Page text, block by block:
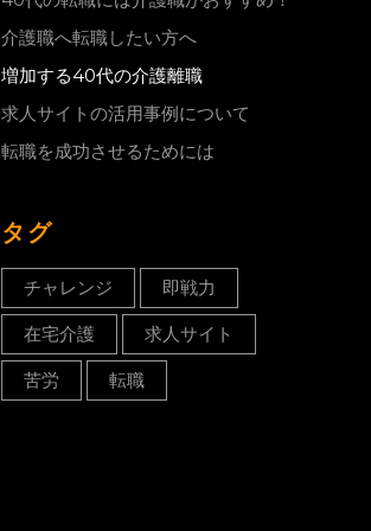
介護職へ転職したい方へ
増加する40代の介護離職
求人サイトの活用事例について
転職を成功させるためには
タグ
チャレンジ 即戦力
在宅介護 求人サイト
苦労 転職